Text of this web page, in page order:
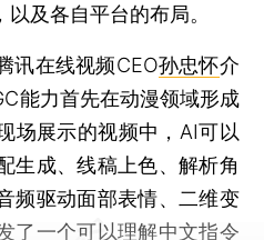
及各自平台的布局。
讯在线视频CEO孙忠怀介
能力首先在动漫领域形成
场展示的视频中，AI可以
生成、线稿上色、解析角
频驱动面部表情、二维变
了一个可以理解中文指令